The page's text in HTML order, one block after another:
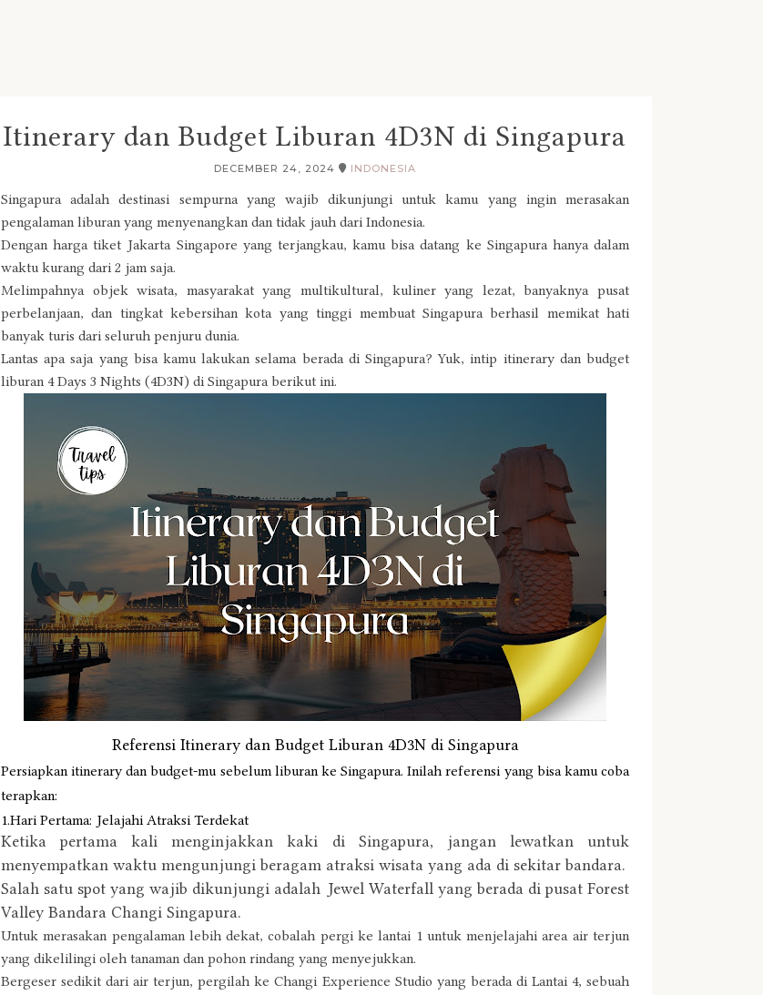
Itinerary dan Budget Liburan 4D3N di Singapura
DECEMBER 24, 2024 INDONESIA
Singapura adalah destinasi sempurna yang wajib dikunjungi untuk kamu yang ingin merasakan
pengalaman liburan yang menyenangkan dan tidak jauh dari Indonesia.
Dengan harga tiket Jakarta Singapore yang terjangkau, kamu bisa datang ke Singapura hanya dalam
waktu kurang dari 2 jam saja.
Melimpahnya objek wisata, masyarakat yang multikultural, kuliner yang lezat, banyaknya pusat
perbelanjaan, dan tingkat kebersihan kota yang tinggi membuat Singapura berhasil memikat hati
banyak turis dari seluruh penjuru dunia.
Lantas apa saja yang bisa kamu lakukan selama berada di Singapura? Yuk, intip itinerary dan budget
liburan 4 Days 3 Nights (4D3N) di Singapura berikut ini.
Referensi Itinerary dan Budget Liburan 4D3N di Singapura
Persiapkan itinerary dan budget-mu sebelum liburan ke Singapura. Inilah referensi yang bisa kamu coba
terapkan:
1.Hari Pertama: Jelajahi Atraksi Terdekat
Ketika pertama kali menginjakkan kaki di Singapura, jangan lewatkan untuk
menyempatkan waktu mengunjungi beragam atraksi wisata yang ada di sekitar bandara.
Salah satu spot yang wajib dikunjungi adalah Jewel Waterfall yang berada di pusat Forest
Valley Bandara Changi Singapura.
Untuk merasakan pengalaman lebih dekat, cobalah pergi ke lantai 1 untuk menjelajahi area air terjun
yang dikelilingi oleh tanaman dan pohon rindang yang menyejukkan.
Bergeser sedikit dari air terjun, pergilah ke Changi Experience Studio yang berada di Lantai 4, sebuah